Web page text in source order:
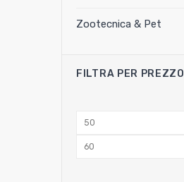
Zootecnica & Pet
FILTRA PER PREZZO
Min
price
Max